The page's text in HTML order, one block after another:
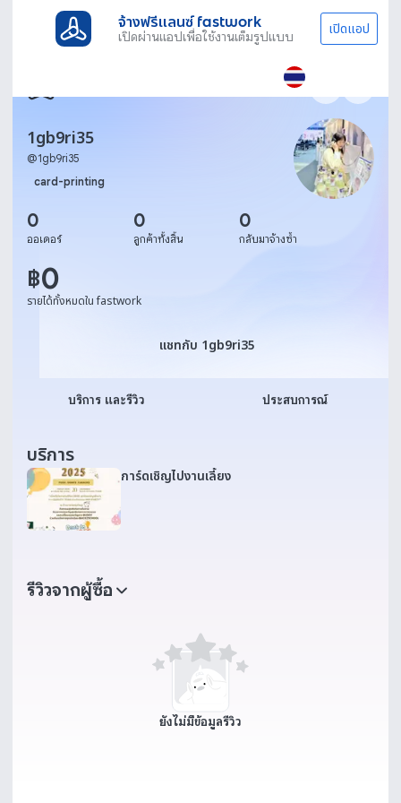
จ้างฟรีแลนซ์ fastwork
เปิดผ่านแอปเพื่อใช้งานเต็มรูปแบบ เปิดแอป
1gb9ri35
@1gb9ri35
card-printing
0
ออเดอร์
0
ลูกค้าทั้งสิ้น
0
กลับมาจ้างซ้ำ
฿0
รายได้ทั้งหมดใน fastwork
แชทกับ 1gb9ri35
แชทกับ 1gb9ri35
บริการ และรีวิว ประสบการณ์
บริการ
การ์ดเชิญไปงานเลี้ยง
รีวิวจากผู้ซื้อ
ยังไม่มีข้อมูลรีวิว